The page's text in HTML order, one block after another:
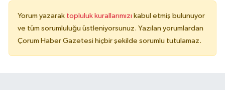
Yorum yazarak topluluk kurallarımızı kabul etmiş bulunuyor
ve tüm sorumluluğu üstleniyorsunuz. Yazılan yorumlardan
Çorum Haber Gazetesi hiçbir şekilde sorumlu tutulamaz.